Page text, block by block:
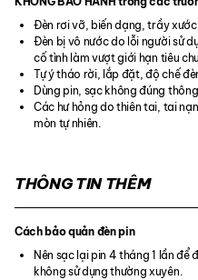
Đèn rơi vỡ, biến dạng, trầy
Đèn bị vô nước do lỗi người sử
cố tình làm vượt giới hạn tiêu
Tự ý tháo rời, lắp đặt, độ chế
Dùng pin, sạc không đúng
Các hư hỏng do thiên tai, tai
mòn tự nhiên.
THÔNG TIN THÊM
Cách bảo quản đèn pin
Nên sạc lại pin 4 tháng 1 lần
không sử dụng thường xuyên.